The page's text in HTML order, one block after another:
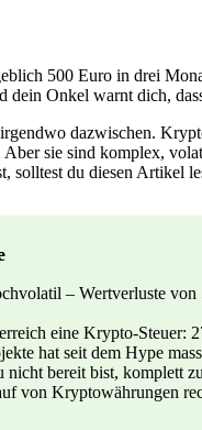
500 Euro in drei
Onkel warnt dich,
dazwischen.
sie sind komplex,
solltest du diesen Artikel
– Wertverluste
eine Krypto-Steuer:
hat seit dem Hype
nicht bereit bist, komplett
von Kryptowährungen